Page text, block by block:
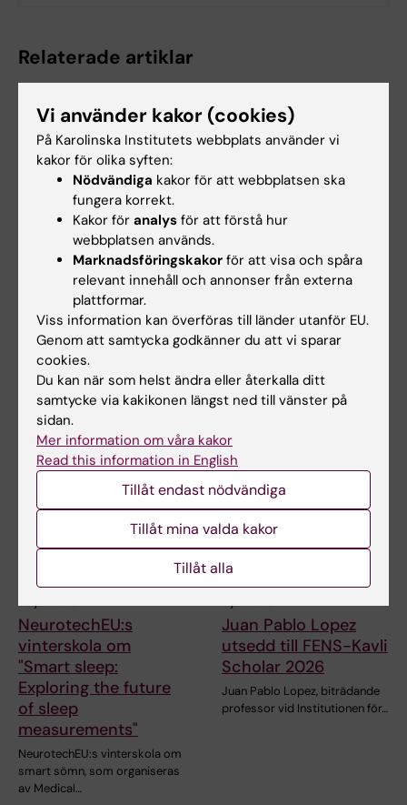
Relaterade artiklar
31 jul 2026
NeurotechEU
Business Winter
School 2026
Universitetet i Bonn, Reykjavík
University och Radboud
University har…
29 jul 2026
III NeurotechEU-
skolan om om
preklinisk
magnetresonansavbil
dning och
spektroskopi
Universidad Miguel Hernández
de Elche (UMH) har nöjet att
NeurotechEU:s
vinterskola om
"Smart sleep:
Exploring the future
of sleep
measurements"
NeurotechEU:s vinterskola om
smart sömn, som organiseras
av Medical…
Juan Pablo Lopez
utsedd till FENS-Kavli
Scholar 2026
Juan Pablo Lopez, biträdande
professor vid Institutionen för…
Vi använder kakor (cookies)
På Karolinska Institutets webbplats använder vi
kakor för olika syften:
Nödvändiga kakor för att webbplatsen ska
fungera korrekt.
Kakor för analys för att förstå hur
webbplatsen används.
Marknadsföringskakor för att visa och spåra
relevant innehåll och annonser från externa
plattformar.
Viss information kan överföras till länder utanför EU.
Genom att samtycka godkänner du att vi sparar
cookies.
Du kan när som helst ändra eller återkalla ditt
samtycke via kakikonen längst ned till vänster på
sidan.
Mer information om våra kakor
Read this information in English
Tillåt endast nödvändiga
Tillåt mina valda kakor
Tillåt alla